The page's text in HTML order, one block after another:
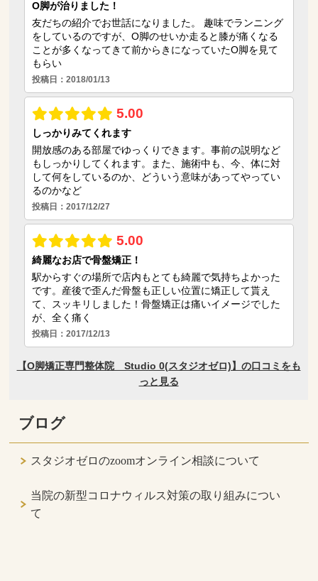
ブログ
スタジオゼロのzoomオンライン相談について
当院の新型コロナウィルス対策の取り組みについ
て